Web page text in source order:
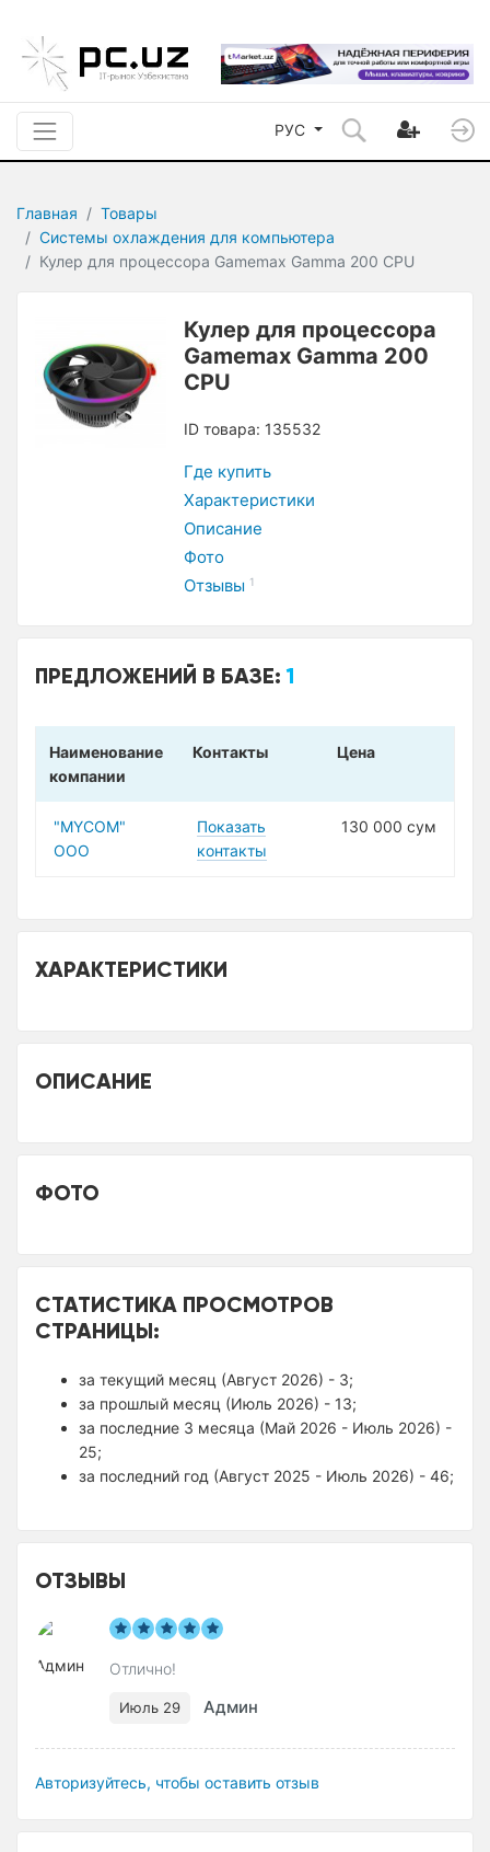
РУС
Главная
Товары
Системы охлаждения для компьютера
Кулер для процессора Gamemax Gamma 200 CPU
Кулер для процессора
Gamemax Gamma 200
CPU
ID товара: 135532
Где купить
Характеристики
Описание
Фото
Отзывы 1
ПРЕДЛОЖЕНИЙ В БАЗЕ:1
Наименование
компании
Контакты Цена
"MYCOM"
ООО
Показать
контакты
130 000 сум
ХАРАКТЕРИСТИКИ
ОПИСАНИЕ
ФОТО
СТАТИСТИКА ПРОСМОТРОВ
СТРАНИЦЫ:
за текущий месяц (Август 2026) - 3;
за прошлый месяц (Июль 2026) - 13;
за последние 3 месяца (Май 2026 - Июль 2026) -
25;
за последний год (Август 2025 - Июль 2026) - 46;
ОТЗЫВЫ
Отлично!
Июль 29 Админ
Авторизуйтесь, чтобы оставить отзыв